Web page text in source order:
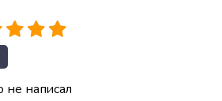
не написал